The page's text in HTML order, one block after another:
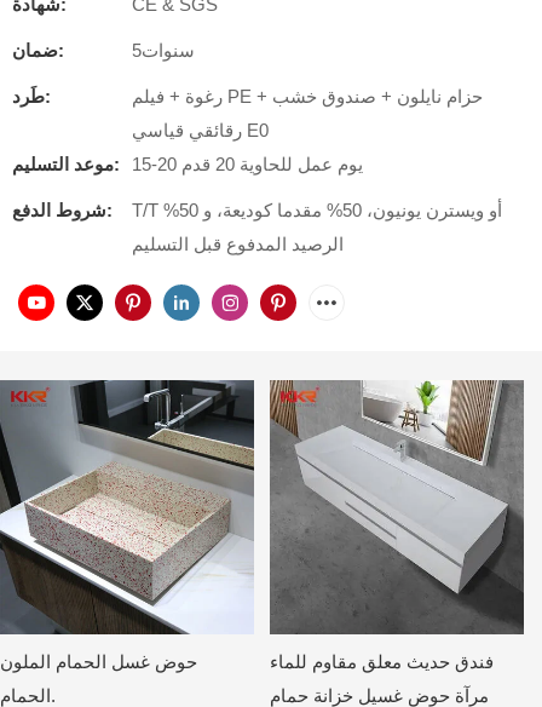
شهادة: CE & SGS
ضمان: سنوات5
طَرد:
رغوة + فيلم PE + حزام نايلون + صندوق خشب
رقائقي قياسي E0
موعد التسليم:
15-20 يوم عمل للحاوية 20 قدم
شروط الدفع:
T/T أو ويسترن يونيون، 50% مقدما كوديعة، و 50%
الرصيد المدفوع قبل التسليم
حوض غسل الحمام الملون
الحمام.
فندق حديث معلق مقاوم للماء
مرآة حوض غسيل خزانة حمام